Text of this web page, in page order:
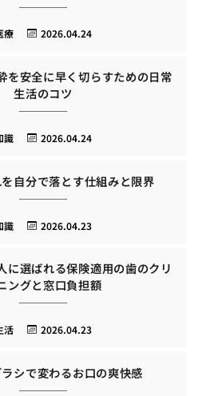
2026.04.24
療
を安全に早く切らすための日常
生活のコツ
2026.04.24
識
自分で落とす仕組みと限界
2026.04.23
識
に選ばれる保険適用の歯のクリ
ングと窓口負担額
2026.04.23
活
シで変わるお口の爽快感